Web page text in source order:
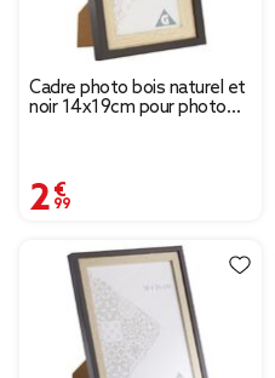
Cadre photo bois naturel et
noir 14x19cm pour photo
2,99 €